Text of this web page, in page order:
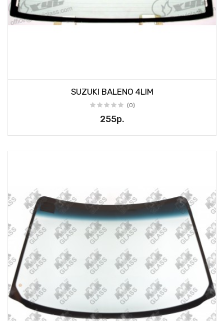
SUZUKI BALENO 4LIM
(0)
255р.